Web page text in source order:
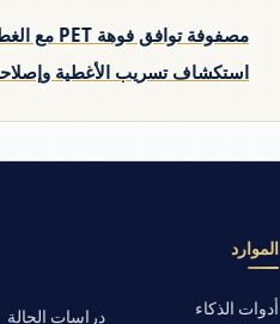
مصفوفة توافق فوهة PET مع الغطاء ←
استكشاف تسريب الأغطية
الموارد
أدوات الذكاء
دراسات الحالة